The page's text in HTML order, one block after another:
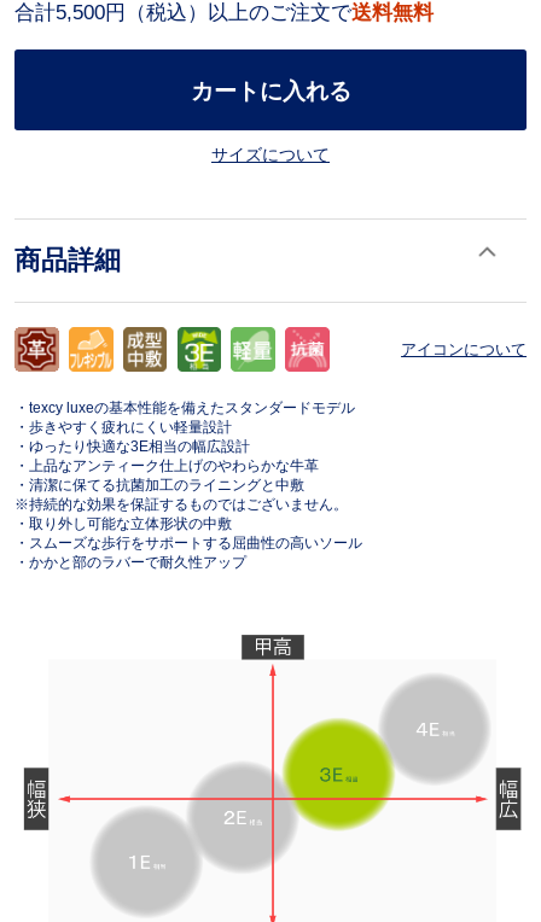
合計5,500円（税込）以上のご注文で送料無料
カートに入れる
サイズについて
商品詳細
アイコンについて
・texcy luxeの基本性能を備えたスタンダードモデル
・歩きやすく疲れにくい軽量設計
・ゆったり快適な3E相当の幅広設計
・上品なアンティーク仕上げのやわらかな牛革
・清潔に保てる抗菌加工のライニングと中敷
※持続的な効果を保証するものではございません。
・取り外し可能な立体形状の中敷
・スムーズな歩行をサポートする屈曲性の高いソール
・かかと部のラバーで耐久性アップ